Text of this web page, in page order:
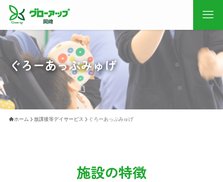
ぐろーあっぷみゅげ
ホーム 放課後等デイサービス ぐろーあっぷみゅげ
施設の特徴